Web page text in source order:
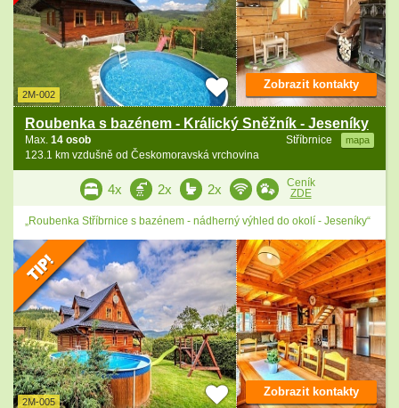
2M-002
Roubenka s bazénem - Králický Sněžník - Jeseníky
Stříbrnice mapa
Max. 14 osob
123.1 km vzdušně od Českomoravská vrchovina
Zobrazit kontakty
4x 2x 2x
Ceník
ZDE
„Roubenka Stříbrnice s bazénem - nádherný výhled do okolí - Jeseníky“
2M-005
Zobrazit kontakty